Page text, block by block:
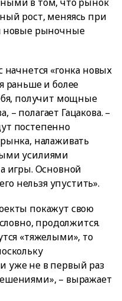
рост, меняясь при
новые рыночные
«гонка новых
раньше и более
получит мощные
полагает Гацакова. –
постепенно
налаживать
усилиями
игры. Основной
нельзя упустить».
покажут свою
продолжится.
«тяжелыми», то
уже не в первый раз
– выражает